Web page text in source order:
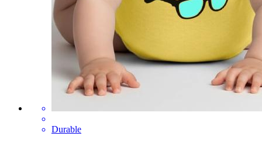
Durable